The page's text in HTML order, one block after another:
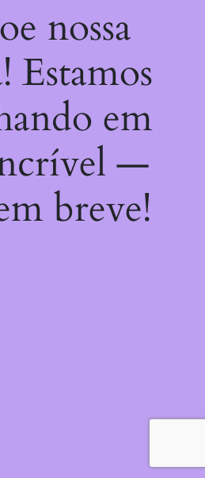
nossa
Estamos
em
—
breve!